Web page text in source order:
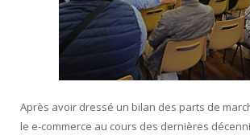
Après avoir dressé un bilan des parts de
le e-commerce au cours des dernières